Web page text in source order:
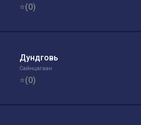
⭐(0)
Дундговь
Сайнцагаан
⭐(0)